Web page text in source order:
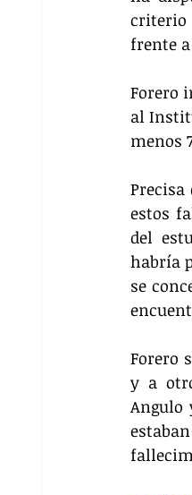
criterio
frente
Forero
al
menos
Precisa
estos
del
habría
se
Forero
y a
Angulo